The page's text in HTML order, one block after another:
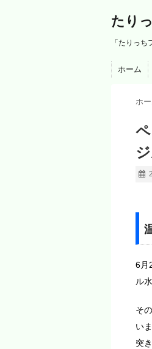
たり
「たりっ
ホーム
ホ
ジ
6月
ル
そ
い
突